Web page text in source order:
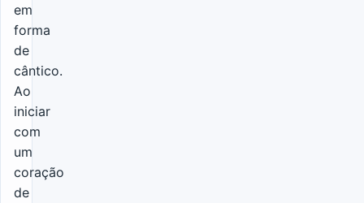
em
forma
de
cântico.
Ao
iniciar
com
um
coração
de